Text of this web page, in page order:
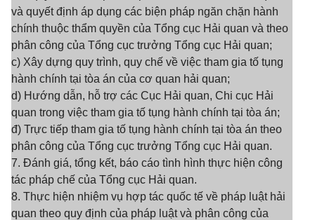
và quyết định áp dụng các biện pháp ngăn chặn hành
chính thuộc thẩm quyền của Tổng cục Hải quan và theo
phân công của Tổng cục trưởng Tổng cục Hải quan;
c) Xây dựng quy trình, quy chế về việc tham gia tố tụng
hành chính tại tòa án của cơ quan hải quan;
d) Hướng dẫn, hỗ trợ các Cục Hải quan, Chi cục Hải
quan trong việc tham gia tố tụng hành chính tại tòa án;
đ) Trực tiếp tham gia tố tụng hành chính tại tòa án theo
phân công của Tổng cục trưởng Tổng cục Hải quan.
7. Đánh giá, tổng kết, báo cáo tình hình thực hiện công
tác pháp chế của Tổng cục Hải quan.
8. Thực hiện nhiệm vụ hợp tác quốc tế về pháp luật hải
quan theo quy định của pháp luật và phân công của